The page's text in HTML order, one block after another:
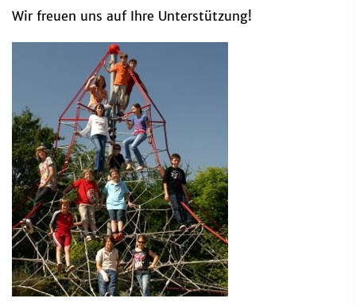
Wir freuen uns auf Ihre Unterstützung!